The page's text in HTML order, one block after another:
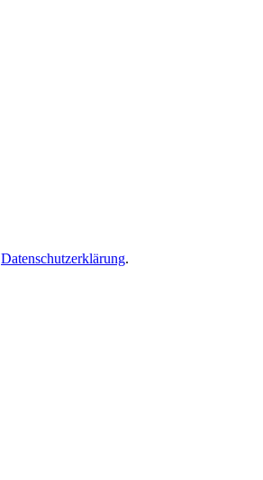
Datenschutzerklärung.